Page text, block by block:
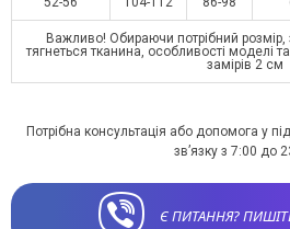
Важливо! Обираючи потрібний розмір,
тягнеться тканина, особливості моделі
замірів 2 см
Потрібна консультація або допомога у
зв’язку з 7:00 до
Є ПИТАННЯ?